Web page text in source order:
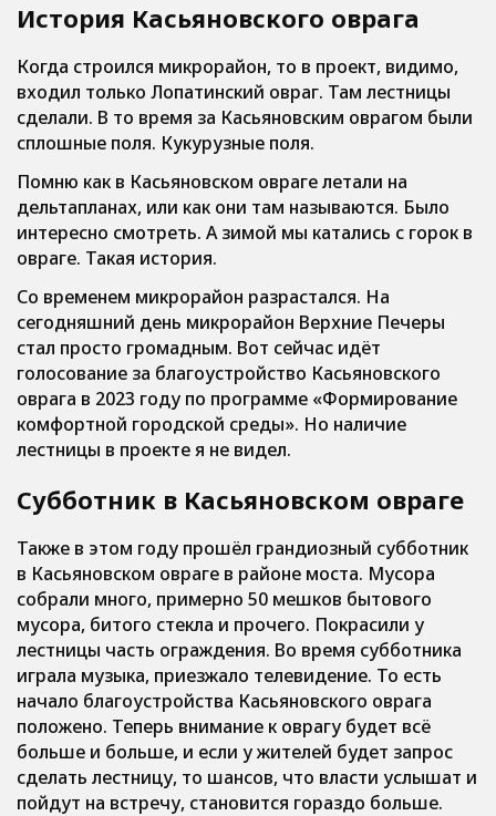
История Касьяновского оврага
Когда строился микрорайон, то в проект, видимо,
входил только Лопатинский овраг. Там лестницы
сделали. В то время за Касьяновским оврагом были
сплошные поля. Кукурузные поля.
Помню как в Касьяновском овраге летали на
дельтапланах, или как они там называются. Было
интересно смотреть. А зимой мы катались с горок в
овраге. Такая история.
Со временем микрорайон разрастался. На
сегодняшний день микрорайон Верхние Печеры
стал просто громадным. Вот сейчас идёт
голосование за благоустройство Касьяновского
оврага в 2023 году по программе «Формирование
комфортной городской среды». Но наличие
лестницы в проекте я не видел.
Субботник в Касьяновском овраге
Также в этом году прошёл грандиозный субботник
в Касьяновском овраге в районе моста. Мусора
собрали много, примерно 50 мешков бытового
мусора, битого стекла и прочего. Покрасили у
лестницы часть ограждения. Во время субботника
играла музыка, приезжало телевидение. То есть
начало благоустройства Касьяновского оврага
положено. Теперь внимание к оврагу будет всё
больше и больше, и если у жителей будет запрос
сделать лестницу, то шансов, что власти услышат и
пойдут на встречу, становится гораздо больше.